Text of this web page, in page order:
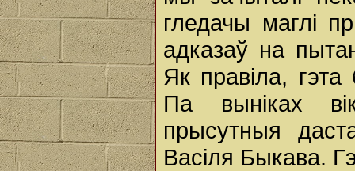
гледачы маглі
адказаў на
Як правіла,
Па выніках
прысутныя
Васіля Быкава.